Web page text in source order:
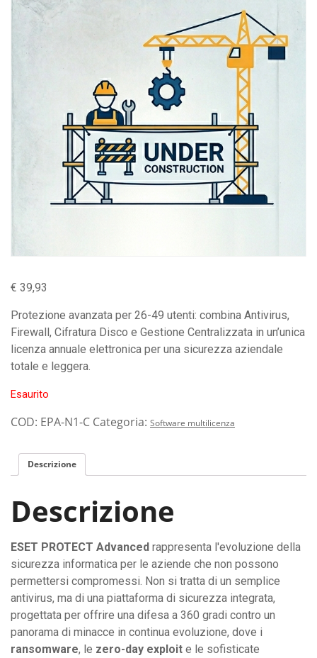
€ 39,93
Protezione avanzata per 26-49 utenti: combina Antivirus,
Firewall, Cifratura Disco e Gestione Centralizzata in un’unica
licenza annuale elettronica per una sicurezza aziendale
totale e leggera.
Esaurito
COD: EPA-N1-C Categoria: Software multilicenza
Descrizione
Descrizione
ESET PROTECT Advanced rappresenta l'evoluzione della
sicurezza informatica per le aziende che non possono
permettersi compromessi. Non si tratta di un semplice
antivirus, ma di una piattaforma di sicurezza integrata,
progettata per offrire una difesa a 360 gradi contro un
panorama di minacce in continua evoluzione, dove i
ransomware, le zero-day exploit e le sofisticate